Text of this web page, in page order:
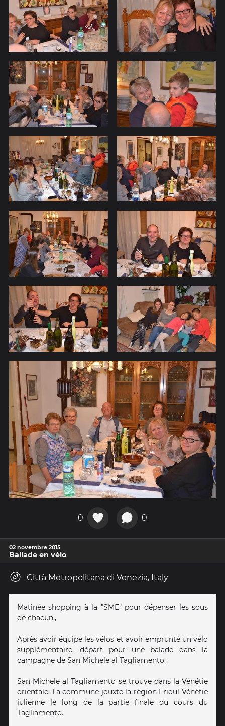
0 0
02 novembre 2015
Ballade en vélo
Città Metropolitana di Venezia, Italy
Matinée shopping à la "SME" pour dépenser les sous
de chacun,,
Après avoir équipé les vélos et avoir emprunté un vélo
supplémentaire, départ pour une balade dans la
campagne de San Michele al Tagliamento.
San Michele al Tagliamento se trouve dans la Vénétie
orientale. La commune jouxte la région Frioul-Vénétie
julienne le long de la partie finale du cours du
Tagliamento.